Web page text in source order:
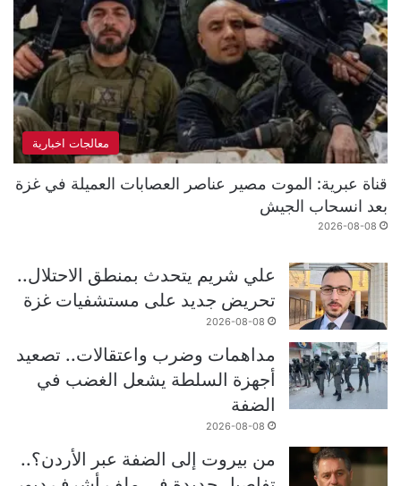
معالجات اخبارية
قناة عبرية: الموت مصير عناصر العصابات العميلة في غزة
بعد انسحاب الجيش
2026-08-08
علي شريم يتحدث بمنطق الاحتلال..
تحريض جديد على مستشفيات غزة
2026-08-08
مداهمات وضرب واعتقالات.. تصعيد
أجهزة السلطة يشعل الغضب في
الضفة
2026-08-08
من بيروت إلى الضفة عبر الأردن؟..